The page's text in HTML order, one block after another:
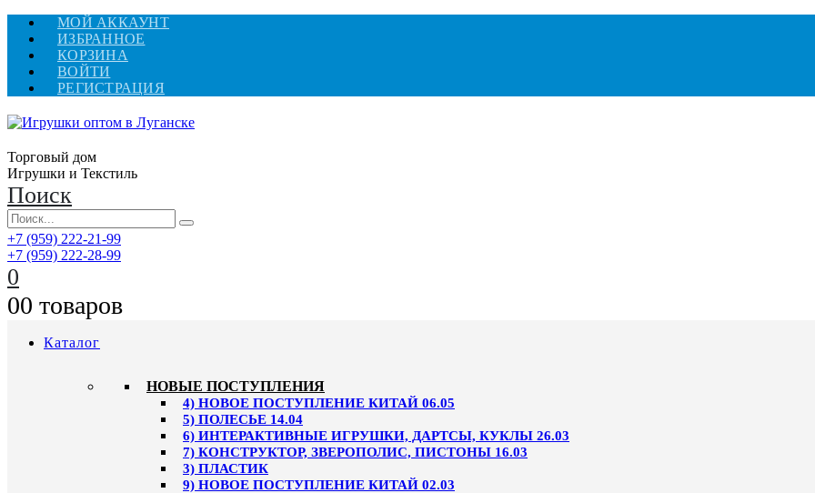
МОЙ АККАУНТ
ИЗБРАННОЕ
КОРЗИНА
ВОЙТИ
РЕГИСТРАЦИЯ
Торговый дом
Игрушки и Текстиль
Поиск
+7 (959) 222-21-99
+7 (959) 222-28-99
0
00 товаров
Каталог
НОВЫЕ ПОСТУПЛЕНИЯ
4) НОВОЕ ПОСТУПЛЕНИЕ КИТАЙ 06.05
5) ПОЛЕСЬЕ 14.04
6) ИНТЕРАКТИВНЫЕ ИГРУШКИ, ДАРТСЫ, КУКЛЫ 26.03
7) КОНСТРУКТОР, ЗВЕРОПОЛИС, ПИСТОНЫ 16.03
3) ПЛАСТИК
9) НОВОЕ ПОСТУПЛЕНИЕ КИТАЙ 02.03